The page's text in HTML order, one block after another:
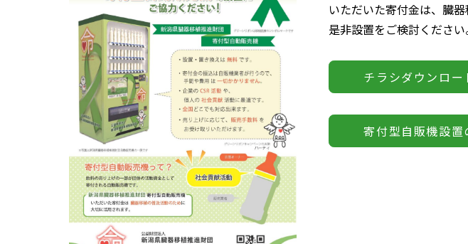
いただいた寄付金は、臓
是非設置をご検討ください
チラシダウンロー
寄付型自販機設置